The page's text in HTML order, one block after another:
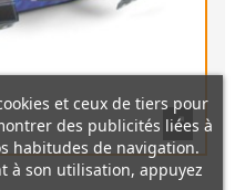
et ceux de tiers pour
des publicités liées à
habitudes de navigation.
à son utilisation, appuyez